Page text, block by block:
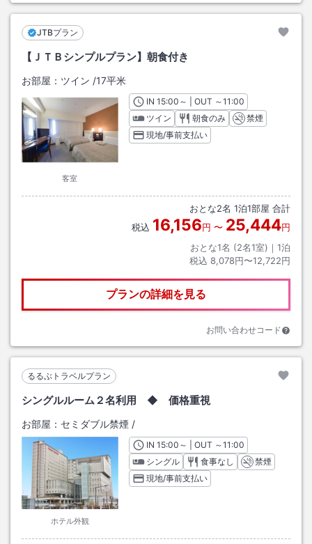
JTBプラン
【ＪＴＢシンプルプラン】朝食付き
お部屋： ツイン /17平米
客室
INチェックイン
15:00 ～ | OUT チェックアウト
～11:00
ツイン
朝食のみ
禁煙
現地/事前支払い
おとな2名 1泊1部屋 合計
税込 16,156円 〜 25,444円
おとな1名 (2名1室)｜ 1泊
税込 8,078円〜12,722円
プランの詳細を見る
お問い合わせコード
るるぶトラベルプラン
シングルルーム２名利用 ◆ 価格重視
お部屋： セミダブル禁煙 /
ホテル外観
INチェックイン
15:00 ～ | OUT チェックアウト
～11:00
シングル
食事なし
禁煙
現地/事前支払い